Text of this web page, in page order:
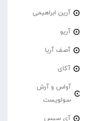
آرین ابراهیمی
آریو
آصف آریا
آکای
آواس و آرش
سولویست
آی سیس